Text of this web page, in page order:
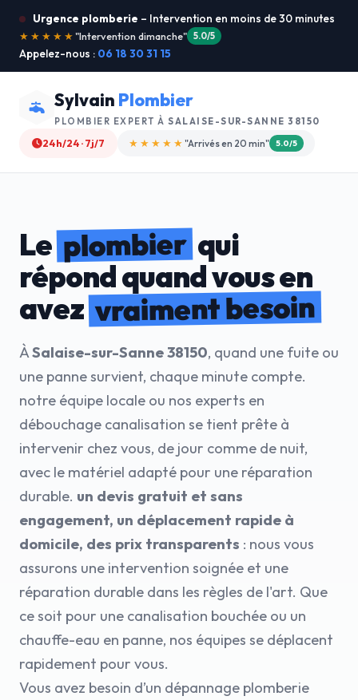
Urgence plomberie – Intervention en moins de 30 minutes
★★★★★"Je recommande !" 4.9/5
Appelez-nous : 06 18 30 31 15
Sylvain Plombier
PLOMBIER EXPERT À SALAISE-SUR-SANNE 38150
24h/24 · 7j/7 ★★★★☆ "Devis gratuit" 4.8/5
Leplombierqui
répond quand vous en
avezvraiment besoin
ÀSalaise-sur-Sanne 38150, quand une fuite ou
une panne survient, chaque minute compte.
notre équipe locale ou nos experts en
débouchage canalisation se tient prête à
intervenir chez vous, de jour comme de nuit,
avec le matériel adapté pour une réparation
durable. un devis gratuit et sans
engagement, un déplacement rapide à
domicile, des prix transparents : nous vous
assurons une intervention soignée et une
réparation durable dans les règles de l'art. Que
ce soit pour une canalisation bouchée ou un
chauffe-eau en panne, nos équipes se déplacent
rapidement pour vous.
Vous avez besoin d’un dépannage plomberie